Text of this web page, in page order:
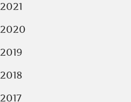
2021
2020
2019
2018
2017